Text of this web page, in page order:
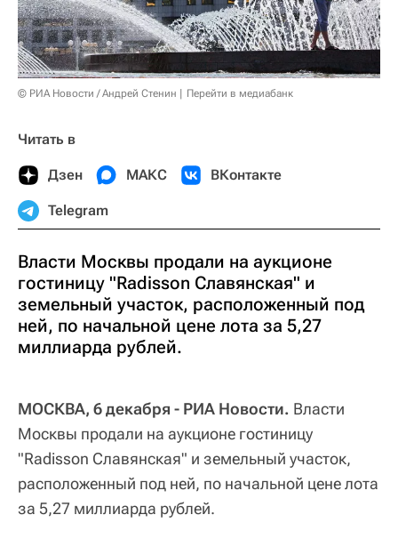
© РИА Новости / Андрей Стенин Перейти в медиабанк
Читать в
Дзен МАКС ВКонтакте
Telegram
Власти Москвы продали на аукционе
гостиницу "Radisson Славянская" и
земельный участок, расположенный под
ней, по начальной цене лота за 5,27
миллиарда рублей.
МОСКВА, 6 декабря - РИА Новости. Власти
Москвы продали на аукционе гостиницу
"Radisson Славянская" и земельный участок,
расположенный под ней, по начальной цене лота
за 5,27 миллиарда рублей.